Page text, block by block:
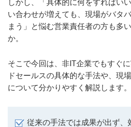
しかし、「具体的に何をすればい
い合わせが増えても、現場がバタ
まう」と悩む営業責任者の方も多
か。
そこで今回は、非IT企業でもすぐ
ドセールスの具体的な手法や、現
について分かりやすく解説します。
従来の手法では成果が出ず、